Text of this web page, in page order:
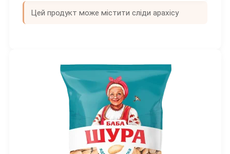
Цей продукт може містити сліди арахісу